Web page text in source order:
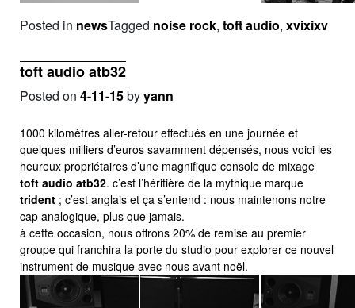
Posted in newsTagged noise rock, toft audio, xvixixv
toft audio atb32
Posted on 4-11-15byyann
1000 kilomètres aller-retour effectués en une journée et
quelques milliers d’euros savamment dépensés, nous voici les
heureux propriétaires d’une magnifique console de mixage
toft audio atb32. c’est l’héritière de la mythique marque
trident ; c’est anglais et ça s’entend : nous maintenons notre
cap analogique, plus que jamais.
à cette occasion, nous offrons 20% de remise au premier
groupe qui franchira la porte du studio pour explorer ce nouvel
instrument de musique avec nous avant noël.